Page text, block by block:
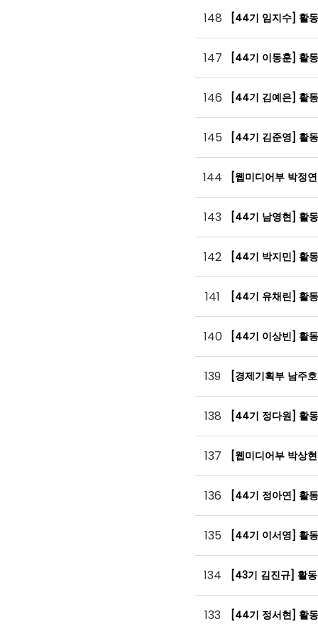
148 [44기 임지수] 활
147 [44기 이동훈] 활
146 [44기 김예은] 활
145 [44기 김준영] 활
144 [웹미디어부 박정
143 [44기 남영현] 활
142 [44기 박지민] 활
141 [44기 유채린] 활
140 [44기 이상빈] 활
139 [경제기획부 남주
138 [44기 정다원] 활
137 [웹미디어부 박상
136 [44기 정아연] 활
135 [44기 이서영] 활
134 [43기 김진규] 활
133 [44기 정서현] 활